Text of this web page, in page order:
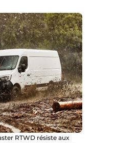
RTWD résiste aux